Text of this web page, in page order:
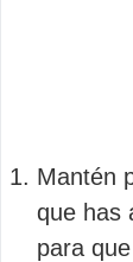
Mantén
que has
para